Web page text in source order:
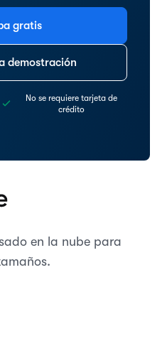
gratis
demostración
No se requiere tarjeta de
crédito
en la nube para